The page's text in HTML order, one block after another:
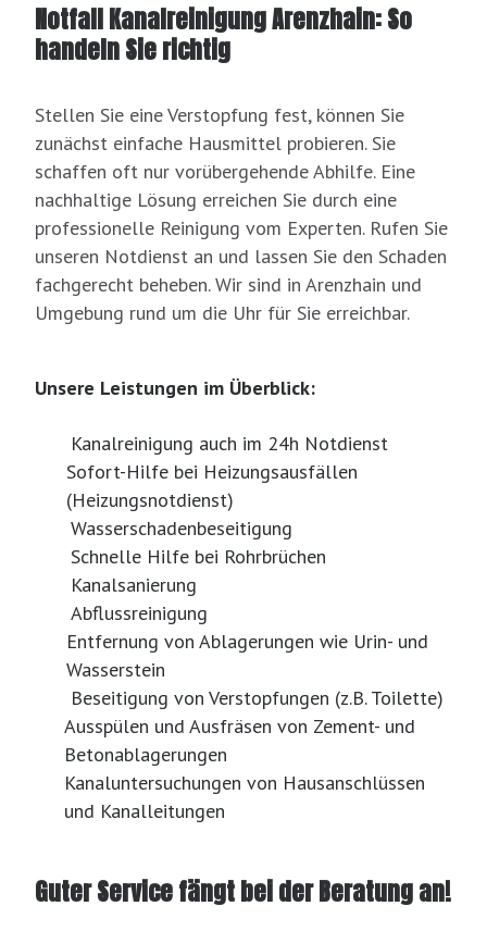
Notfall Kanalreinigung Arenzhain: So
handeln Sie richtig
Stellen Sie eine Verstopfung fest, können Sie
zunächst einfache Hausmittel probieren. Sie
schaffen oft nur vorübergehende Abhilfe. Eine
nachhaltige Lösung erreichen Sie durch eine
professionelle Reinigung vom Experten. Rufen Sie
unseren Notdienst an und lassen Sie den Schaden
fachgerecht beheben. Wir sind in Arenzhain und
Umgebung rund um die Uhr für Sie erreichbar.
Unsere Leistungen im Überblick:
Kanalreinigung auch im 24h Notdienst
Sofort-Hilfe bei Heizungsausfällen
(Heizungsnotdienst)
Wasserschadenbeseitigung
Schnelle Hilfe bei Rohrbrüchen
Kanalsanierung
Abflussreinigung
Entfernung von Ablagerungen wie Urin- und
Wasserstein
Beseitigung von Verstopfungen (z.B. Toilette)
Ausspülen und Ausfräsen von Zement- und
Betonablagerungen
Kanaluntersuchungen von Hausanschlüssen
und Kanalleitungen
Guter Service fängt bei der Beratung an!